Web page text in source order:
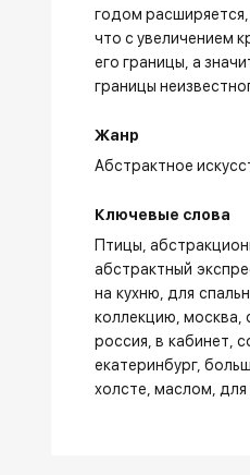
годом расширяется,
что с увеличением
его границы, а
границы
Жанр
Абстрактное
Ключевые слова
Птицы
абстрактный
на кухню для
коллекцию москва
россия в кабинет
екатеринбург
холсте маслом для